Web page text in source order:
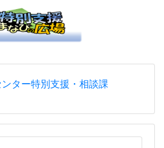
ター特別支援・相談課